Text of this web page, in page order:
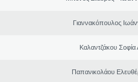
Γιαννακόπουλος
Καλαντζάκου Σοφία
Παπανικολάου